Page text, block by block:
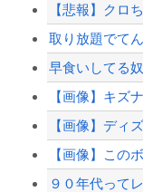
【悲報】 コロ
暴力行為法違
【悲報】クロ
早食いしてる
９０年代って